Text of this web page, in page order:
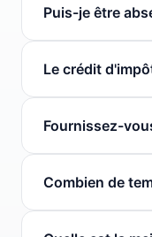
Puis-je être
courant. Vous
confiées à
uniquement,
Votre intérieur
Le crédit
le montant net.
Vous n'avancez
démarche à
Fournissez-
serpillières,
Combien de